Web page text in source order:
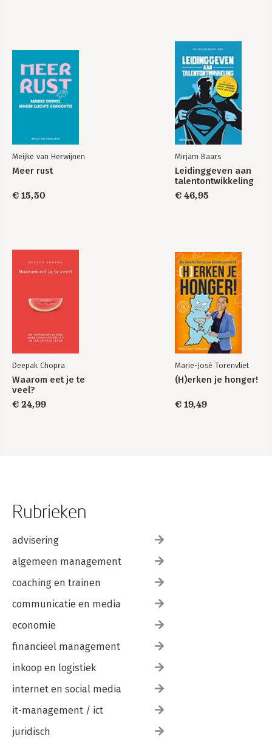
Lichter Lichter
Bekijk alle boeken
Meijke van Herwijnen
Meer rust
€ 15,50
Mirjam Baars
Leidinggeven aan
talentontwikkeling
€ 46,95
Deepak Chopra
Waarom eet je te
veel?
€ 24,99
Marie-José Torenvliet
(H)erken je honger!
€ 19,49
Rubrieken
advisering
algemeen management
coaching en trainen
communicatie en media
economie
financieel management
inkoop en logistiek
internet en social media
it-management / ict
juridisch